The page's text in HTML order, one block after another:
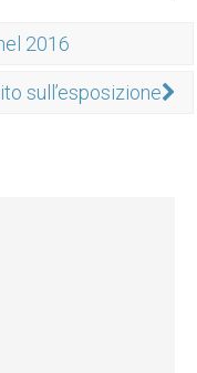
2016
sull’esposizione